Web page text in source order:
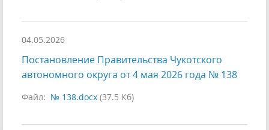
04.05.2026
Постановление Правительства Чукотского
автономного округа от 4 мая 2026 года № 138
Файл: № 138.docx (37.5 Кб)